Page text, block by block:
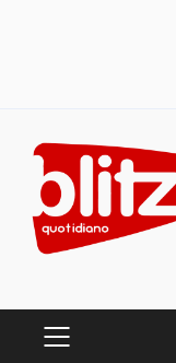
content
PRIMARY